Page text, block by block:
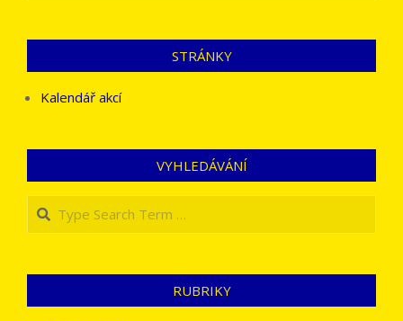
STRÁNKY
Kalendář akcí
VYHLEDÁVÁNÍ
Search
RUBRIKY